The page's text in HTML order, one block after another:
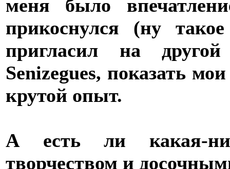
меня было
прикоснулся (ну
пригласил на
Senizegues, показать
крутой опыт.
А есть ли какая-
творчеством и